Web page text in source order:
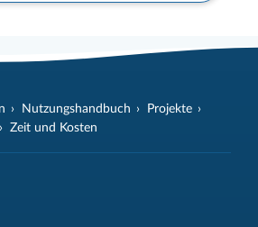
Nutzungshandbuch
Projekte
Zeit und Kosten